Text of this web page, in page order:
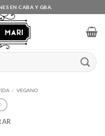
EN CABA Y GBA.
/ VEGANO